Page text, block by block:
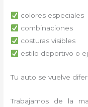
colores especiales
combinaciones
costuras visibles
estilo deportivo o
Tu auto se vuelve
Trabajamos de la